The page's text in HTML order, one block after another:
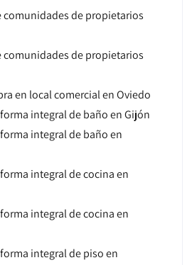
de propietarios
de propietarios
en local comercial en Oviedo
integral de baño en Gijón
integral de baño en
integral de cocina en
integral de cocina en
integral de piso en